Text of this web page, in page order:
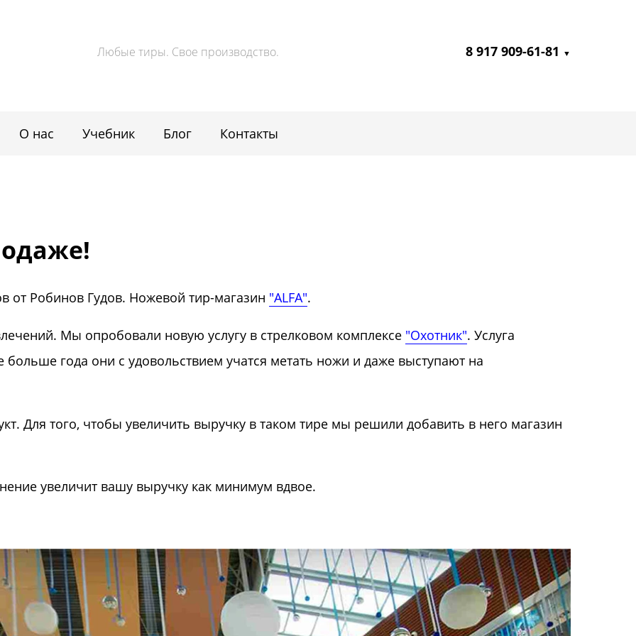
Любые тиры. Свое производство. 8 917 909-61-81 ▼
О нас Учебник Блог Контакты
от Робинов Гудов. Ножевой тир-магазин "ALFA".
Мы опробовали новую услугу в стрелковом комплексе "Охотник". Услуга
года они с удовольствием учатся метать ножи и даже выступают на
Для того, чтобы увеличить выручку в таком тире мы решили добавить в него магазин
увеличит вашу выручку как минимум вдвое.